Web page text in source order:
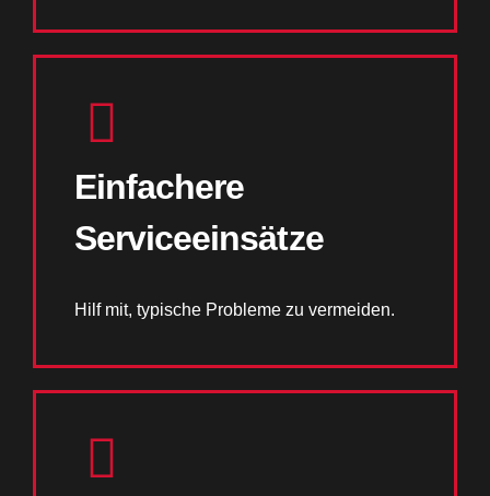
Einfachere
Serviceeinsätze
Hilf mit, typische Probleme zu vermeiden.